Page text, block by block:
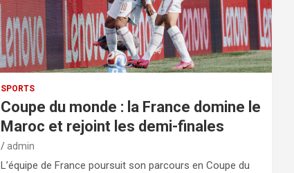
SPORTS
Coupe du monde : la France domine le
Maroc et rejoint les demi-finales
admin
L’équipe de France poursuit son parcours en Coupe du